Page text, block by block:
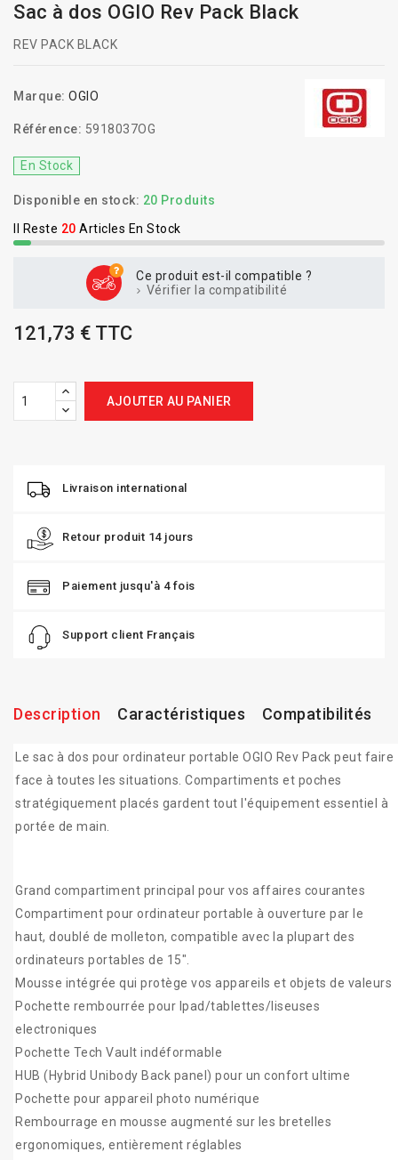
Sac à dos OGIO Rev Pack Black
REV PACK BLACK
Marque: OGIO
Référence: 5918037OG
En Stock
Disponible en stock: 20 Produits
Il Reste 20 Articles En Stock
Ce produit est-il compatible ?
Vérifier la compatibilité
121,73 € TTC
AJOUTER AU PANIER
Livraison international
Retour produit 14 jours
Paiement jusqu'à 4 fois
Support client Français
Description Caractéristiques Compatibilités
Le sac à dos pour ordinateur portable OGIO Rev Pack peut faire
face à toutes les situations. Compartiments et poches
stratégiquement placés gardent tout l'équipement essentiel à
portée de main.
Grand compartiment principal pour vos affaires courantes
Compartiment pour ordinateur portable à ouverture par le
haut, doublé de molleton, compatible avec la plupart des
ordinateurs portables de 15".
Mousse intégrée qui protège vos appareils et objets de valeurs
Pochette rembourrée pour Ipad/tablettes/liseuses
electroniques
Pochette Tech Vault indéformable
HUB (Hybrid Unibody Back panel) pour un confort ultime
Pochette pour appareil photo numérique
Rembourrage en mousse augmenté sur les bretelles
ergonomiques, entièrement réglables